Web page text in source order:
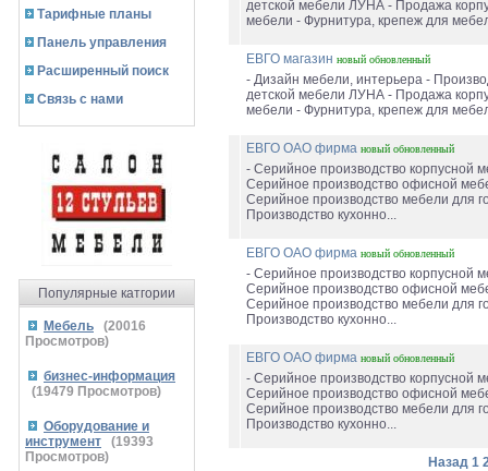
Тарифные планы
Панель управления
Расширенный поиск
Связь с нами
Популярные катгории
Мебель (20016
Просмотров)
бизнес-информация
(19479 Просмотров)
Оборудование и
инструмент
(19393
Просмотров)
детской мебели ЛУНА - Продажа
мебели - Фурнитура, крепеж для
ЕВГО магазин новый обновленный
- Дизайн мебели, интерьера -
детской мебели ЛУНА - Продажа
мебели - Фурнитура, крепеж для
ЕВГО ОАО фирма новый обновленный
- Серийное производство корпусной
Серийное производство офисной
Серийное производство мебели для
Производство кухонно...
ЕВГО ОАО фирма новый обновленный
- Серийное производство корпусной
Серийное производство офисной
Серийное производство мебели для
Производство кухонно...
ЕВГО ОАО фирма новый обновленный
- Серийное производство корпусной
Серийное производство офисной
Серийное производство мебели для
Производство кухонно...
Назад 1